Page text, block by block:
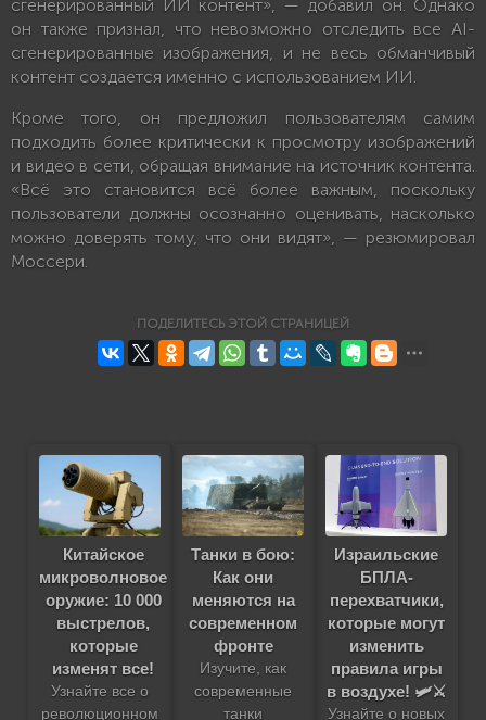
сгенерированный ИИ контент», — добавил он. Однако
он также признал, что невозможно отследить все AI-
сгенерированные изображения, и не весь обманчивый
контент создается именно с использованием ИИ.
Кроме того, он предложил пользователям самим
подходить более критически к просмотру изображений
и видео в сети, обращая внимание на источник контента.
«Всё это становится всё более важным, поскольку
пользователи должны осознанно оценивать, насколько
можно доверять тому, что они видят», — резюмировал
Моссери.
ПОДЕЛИТЕСЬ ЭТОЙ СТРАНИЦЕЙ
Китайское
микроволновое
оружие: 10 000
выстрелов,
которые
изменят все!
Узнайте все о
революционном
Танки в бою:
Как они
меняются на
современном
фронте
Изучите, как
современные
танки
Израильские
БПЛА-
перехватчики,
которые могут
изменить
правила игры
в воздухе! 🛩️⚔️
Узнайте о новых